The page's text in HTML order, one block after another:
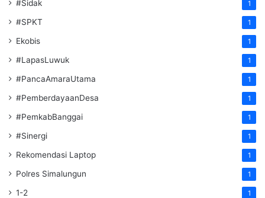
#Sidak 1
#SPKT 1
Ekobis 1
#LapasLuwuk 1
#PancaAmaraUtama 1
#PemberdayaanDesa 1
#PemkabBanggai 1
#Sinergi 1
Rekomendasi Laptop 1
Polres Simalungun 1
1-2 1